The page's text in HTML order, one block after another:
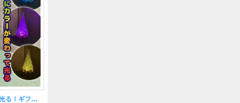
ツリー型LEDライト 虹色に光る！ギフトボックス